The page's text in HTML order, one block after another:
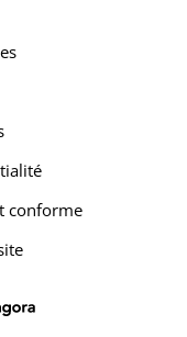
conforme
(ouverture dans un